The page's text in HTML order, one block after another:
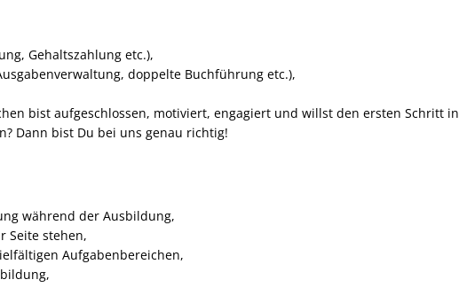
Gehaltszahlung etc.),
doppelte Buchführung etc.),
bist aufgeschlossen, motiviert, engagiert und willst den ersten Schritt in
Dann bist Du bei uns genau richtig!
während der Ausbildung,
Seite stehen,
Aufgabenbereichen,